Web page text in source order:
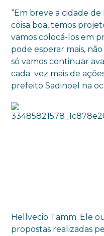
“Em breve a cidade
coisa boa, temos
vamos colocá-los em
pode esperar mais,
só vamos continuar
cada vez mais de
prefeito Sadinoel na
Hellvecio Tamm. Ele
propostas realizadas